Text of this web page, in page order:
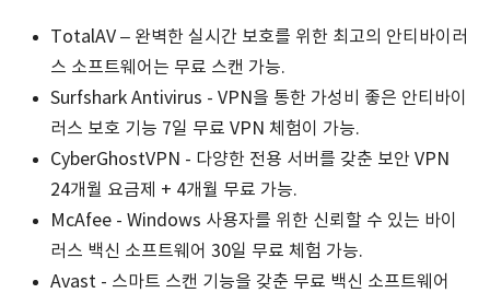
TotalAV – 완벽한 실시간 보호를 위한 최고의 안티바이러
스 소프트웨어는 무료 스캔 가능.
Surfshark Antivirus - VPN을 통한 가성비 좋은 안티바이
러스 보호 기능 7일 무료 VPN 체험이 가능.
CyberGhostVPN - 다양한 전용 서버를 갖춘 보안 VPN
24개월 요금제 + 4개월 무료 가능.
McAfee - Windows 사용자를 위한 신뢰할 수 있는 바이
러스 백신 소프트웨어 30일 무료 체험 가능.
Avast - 스마트 스캔 기능을 갖춘 무료 백신 소프트웨어